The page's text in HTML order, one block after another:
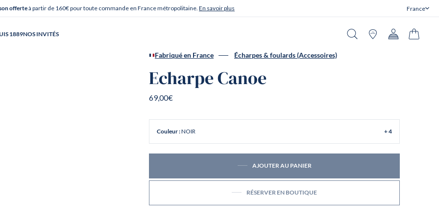
offerteà partir de 160€ pour toute commande en France métropolitaine. En savoir plus France
Fermer
1889NOS INVITÉS
Fabriqué en France Écharpes & foulards (Accessoires)
Echarpe Canoe
69,00€
Couleur :NOIR + 4
AJOUTER AU PANIER
RÉSERVER EN BOUTIQUE